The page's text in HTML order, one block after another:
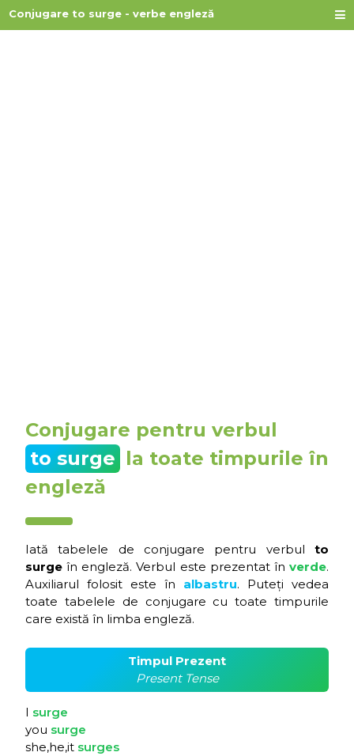
Conjugare to surge - verbe engleză
Conjugare pentru verbul
to surge la toate timpurile în
engleză
Iată tabelele de conjugare pentru verbul to
surge în engleză. Verbul este prezentat în verde.
Auxiliarul folosit este în albastru. Puteți vedea
toate tabelele de conjugare cu toate timpurile
care există în limba engleză.
Timpul Prezent
Present Tense
I surge
you surge
she,he,it surges